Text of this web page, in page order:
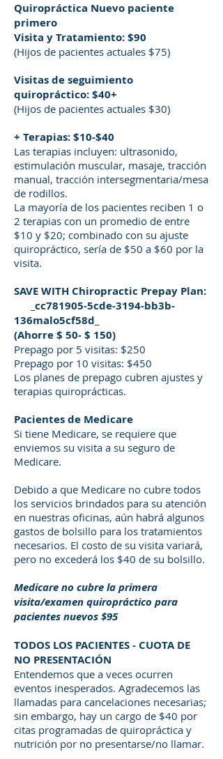
Quiropráctica Nuevo paciente
primero
Visita y Tratamiento: $90
(Hijos de pacientes actuales $75)
Visitas de seguimiento
quiropráctico: $40+
(Hijos de pacientes actuales $30)
+ Terapias: $10-$40
Las terapias incluyen: ultrasonido,
estimulación muscular, masaje, tracción
manual, tracción intersegmentaria/mesa
de rodillos.
La mayoría de los pacientes reciben 1 o
2 terapias con un promedio de entre
$10 y $20; combinado con su ajuste
quiropráctico, sería de $50 a $60 por la
visita.
SAVE WITH Chiropractic Prepay Plan:
_cc781905-5cde-3194-bb3b-
136malo5cf58d_
(Ahorre $ 50- $ 150)
Prepago por 5 visitas: $250
Prepago por 10 visitas: $450
Los planes de prepago cubren ajustes y
terapias quiroprácticas.
Pacientes de Medicare
Si tiene Medicare, se requiere que
enviemos su visita a su seguro de
Medicare.
Debido a que Medicare no cubre todos
los servicios brindados para su atención
en nuestras oficinas, aún habrá algunos
gastos de bolsillo para los tratamientos
necesarios. El costo de su visita variará,
pero no excederá los $40 de su bolsillo.
Medicare no cubre la primera
visita/examen quiropráctico para
pacientes nuevos $95
TODOS LOS PACIENTES - CUOTA DE
NO PRESENTACIÓN
Entendemos que a veces ocurren
eventos inesperados. Agradecemos las
llamadas para cancelaciones necesarias;
sin embargo, hay un cargo de $40 por
citas programadas de quiropráctica y
nutrición por no presentarse/no llamar.